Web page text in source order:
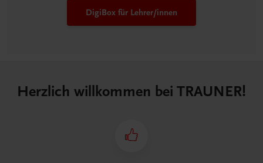
DigiBox für Lehrer/innen
Herzlich willkommen bei TRAUNER!